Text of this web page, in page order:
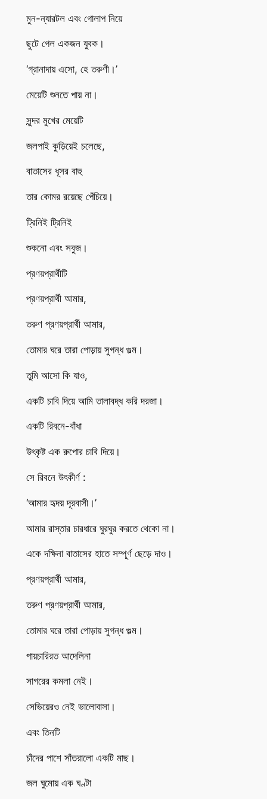
মুন-ন্যারটল এবং গোলাপ নিয়ে
ছুটে গেল একজন যুবক।
‘গ্রানাদায় এসো, হে তরুণী।’
মেয়েটি শুনতে পায় না।
সুন্দর মুখের মেয়েটি
জলপাই কুড়িয়েই চলেছে,
বাতাসের ধূসর বাহু
তার কোমর রয়েছে পেঁচিয়ে।
ট্রিনিই ট্রিনিই
শুকনো এবং সবুজ।
প্রণয়প্রার্থীটি
প্রণয়প্রার্থী আমার,
তরুণ প্রণয়প্রার্থী আমার,
তোমার ঘরে তারা পোড়ায় সুগন্ধ গুল্ম।
তুমি আসো কি যাও,
একটি চাবি দিয়ে আমি তালাবদ্ধ করি দরজা।
একটি রিবনে-বাঁধা
উৎকৃষ্ট এক রুপোর চাবি দিয়ে।
সে রিবনে উৎকীর্ণ :
‘আমার হৃদয় দূরবাসী।’
আমার রাস্তার চারধারে ঘুরঘুর করতে থেকো না।
একে দক্ষিনা বাতাসের হাতে সম্পূর্ণ ছেড়ে দাও।
প্রণয়প্রার্থী আমার,
তরুণ প্রণয়প্রার্থী আমার,
তোমার ঘরে তারা পোড়ায় সুগন্ধ গুল্ম।
পায়চারিরত আদেলিনা
সাগরের কমলা নেই।
সেভিয়েরও নেই ভালোবাসা।
এবং তিনটি
চাঁদের পাশে সাঁতরালো একটি মাছ।
জল ঘুমোয় এক ঘণ্টা